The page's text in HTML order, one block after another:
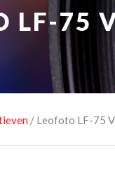
LF-75
/ Leofoto LF-75